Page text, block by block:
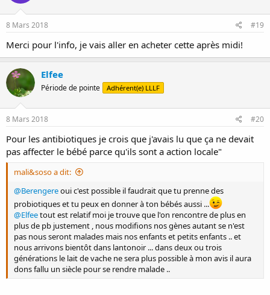
8 Mars 2018 #19
Merci pour l'info, je vais aller en acheter cette après midi!
Elfee
Période de pointe Adhérent(e) LLLF
8 Mars 2018 #20
Pour les antibiotiques je crois que j'avais lu que ça ne devait
pas affecter le bébé parce qu'ils sont a action locale"
mali&soso a dit:
@Berengereoui c'est possible il faudrait que tu prenne des
probiotiques et tu peux en donner à ton bébés aussi ...
@Elfeetout est relatif moi je trouve que l'on rencontre de plus en
plus de pb justement , nous modifions nos gènes autant se n'est
pas nous seront malades mais nos enfants et petits enfants .. et
nous arrivons bientôt dans lantonoir ... dans deux ou trois
générations le lait de vache ne sera plus possible à mon avis il aura
dons fallu un siècle pour se rendre malade ..